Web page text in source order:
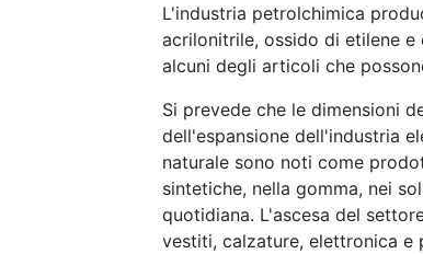
L'industria petrolchimica
acrilonitrile, ossido di etilene
alcuni degli articoli che
Si prevede che le dimensioni
dell'espansione dell'industria
naturale sono noti come
sintetiche, nella gomma, nei
quotidiana. L'ascesa del
vestiti, calzature, elettronica